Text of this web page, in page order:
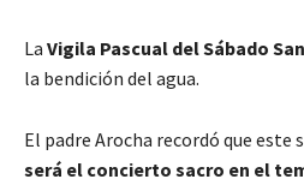
La Vigila Pascual del Sábado
la bendición del agua.
El padre Arocha recordó que este
será el concierto sacro en el